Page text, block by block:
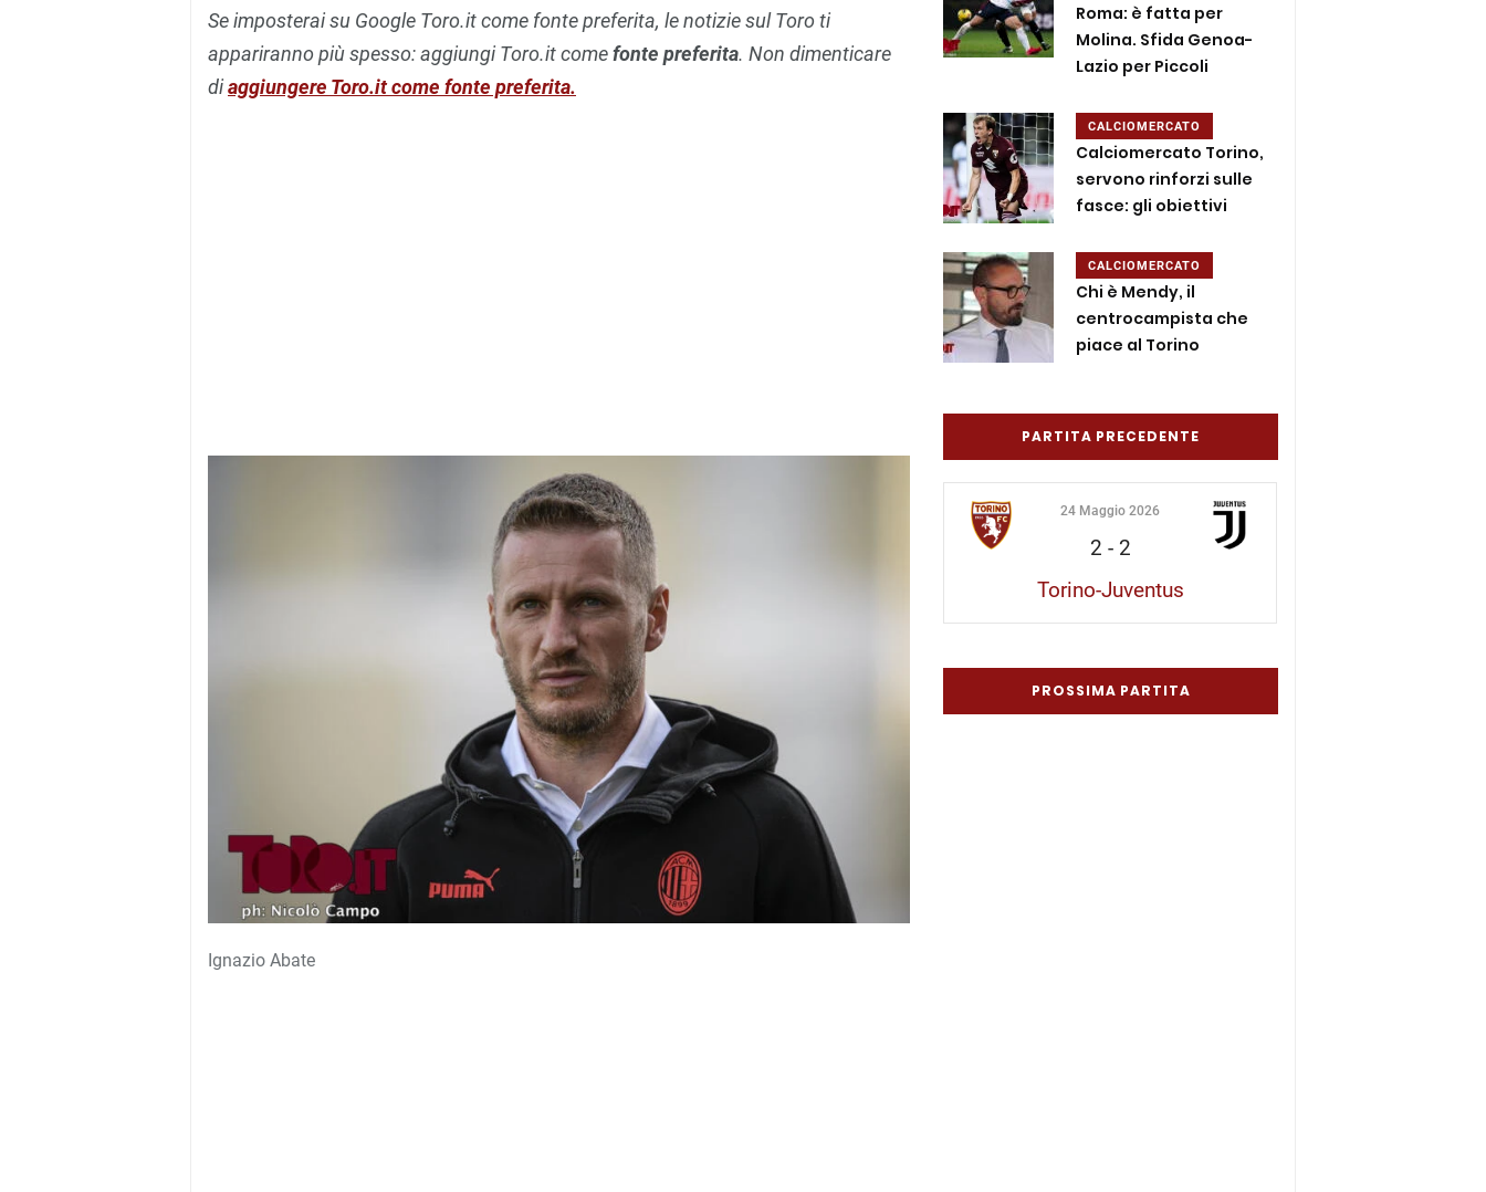
Se imposterai su Google Toro.it come fonte preferita, le notizie sul Toro ti
appariranno più spesso: aggiungi Toro.it comefonte preferita. Non dimenticare
diaggiungere Toro.it come fonte preferita.
Ignazio Abate
Roma: è fatta per
Molina. Sfida Genoa-
Lazio per Piccoli
CALCIOMERCATO
Calciomercato Torino,
servono rinforzi sulle
fasce: gli obiettivi
CALCIOMERCATO
Chi è Mendy, il
centrocampista che
piace al Torino
PARTITA PRECEDENTE
24 Maggio 2026
2 - 2
Torino-Juventus
PROSSIMA PARTITA